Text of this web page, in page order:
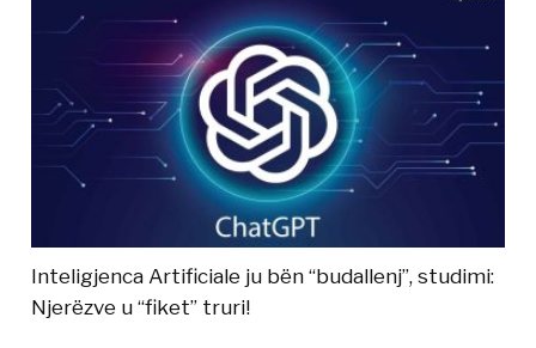
Inteligjenca Artificiale ju bën “budallenj”, studimi:
Njerëzve u “fiket” truri!